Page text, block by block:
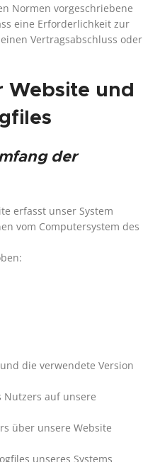
Normen vorgeschriebene
eine Erforderlichkeit zur
Vertragsabschluss oder
Website und
der
erfasst unser System
vom Computersystem des
die verwendete Version
Nutzers auf unsere
über unsere Website
unseres Systems